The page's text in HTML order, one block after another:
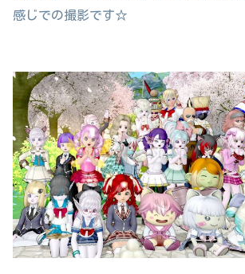
感じでの撮影です☆